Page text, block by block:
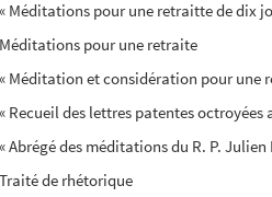
« Méditations pour une retraitte de dix
Méditations pour une retraite
« Méditation et considération pour une
Recueil des lettres patentes
Abrégé des méditations du R. P.
de rhétorique